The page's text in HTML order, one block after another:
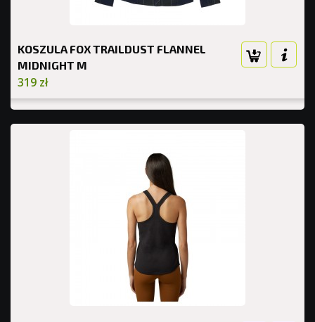
KOSZULA FOX TRAILDUST FLANNEL
MIDNIGHT M
319 zł